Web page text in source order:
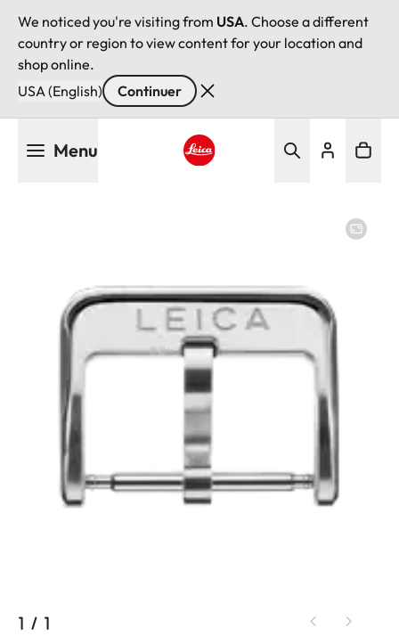
We noticed you're visiting from USA. Choose a different
country or region to view content for your location and
shop online.
USA (English)
Continuer
Menu
1 / 1